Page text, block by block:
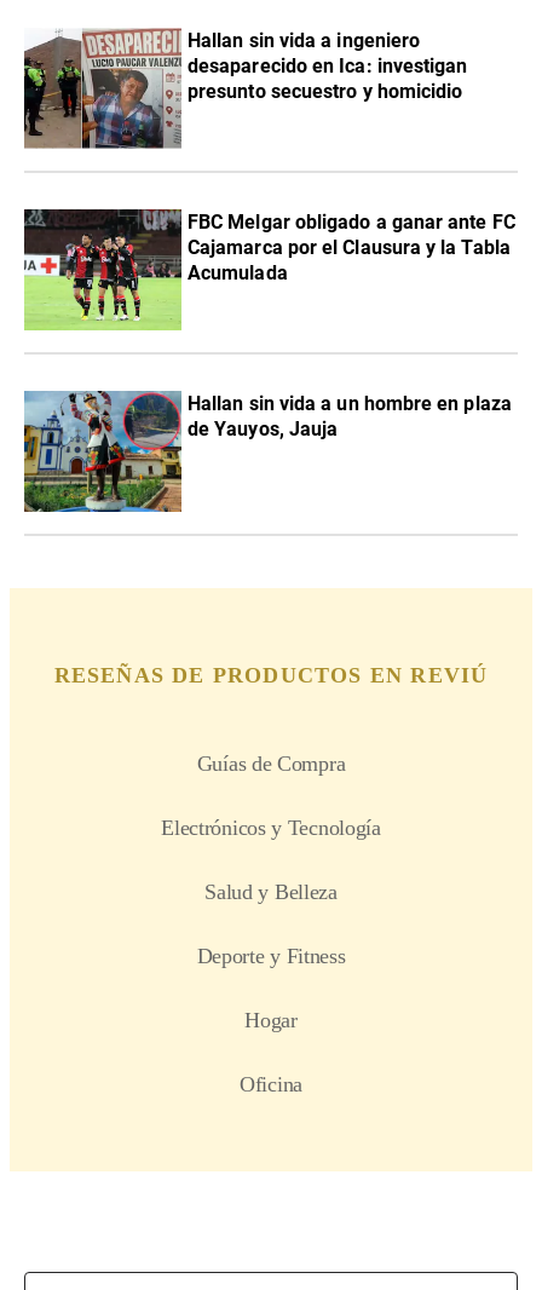
Hallan sin vida a ingeniero
desaparecido en Ica: investigan
presunto secuestro y homicidio
FBC Melgar obligado a ganar ante FC
Cajamarca por el Clausura y la Tabla
Acumulada
Hallan sin vida a un hombre en plaza
de Yauyos, Jauja